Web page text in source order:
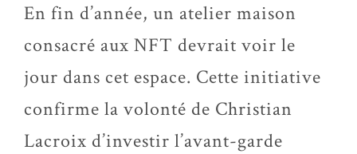
En fin d’année, un atelier maison
consacré aux NFT devrait voir le
jour dans cet espace. Cette initiative
confirme la volonté de Christian
Lacroix d’investir l’avant-garde